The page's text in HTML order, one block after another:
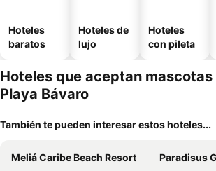
Hoteles
baratos
Hoteles de
lujo
Hoteles
con pileta
Hoteles que aceptan
Playa Bávaro
También te pueden interesar estos hoteles...
Meliá Caribe Beach Resort
Paradisus